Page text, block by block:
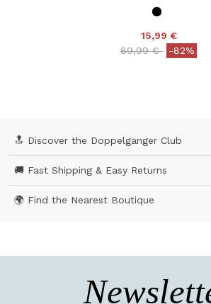
15,99 €
Price reduced from
89,99 €to-82%
🔝 Discover the Doppelgänger Club
🚚 Fast Shipping & Easy Returns
🌍 Find the Nearest Boutique